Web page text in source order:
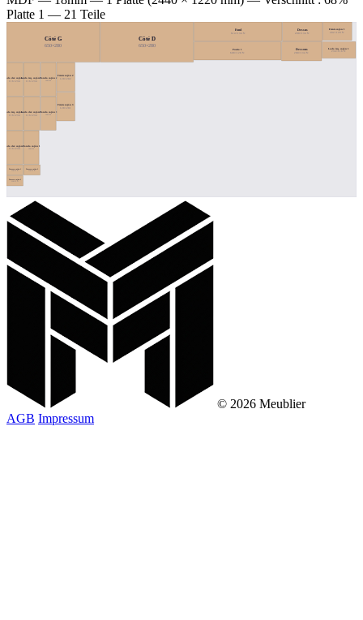
Platte 1 — 21 Teile
Côté G
650×280
Côté D
650×280
Fond
614×134 ↻
Puerta 1
608×128 ↻
Dessus
280×134 ↻
Dessous
280×134 ↻
Lado izq. cajón 1
234×116 ↻
Lado der. cajón 1
Lado izq. cajón 2
Lado der. cajón 2
116×234
Lado izq. cajón 3
Lado der. cajón 3
Fondo cajón 1
108×234
Fondo cajón 2
108×234
Fondo cajón 3
108×234
Frente cajón 1
202×128 ↻
Frente cajón 2
Frente cajón 3
Trasera cajón 1
116×72 ↻
Trasera cajón 2
116×72 ↻
Trasera cajón 3
116×72 ↻
© 2026 Meublier
AGB Impressum